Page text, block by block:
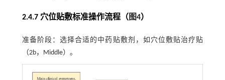
2.4.7 穴位贴敷标准操作流程（图4）
准备阶段：选择合适的中药贴敷剂，如穴位敷贴治疗贴
（2b，Middle）。